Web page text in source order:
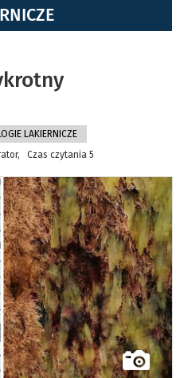
LAKIERNICZE
Czas czytania 5